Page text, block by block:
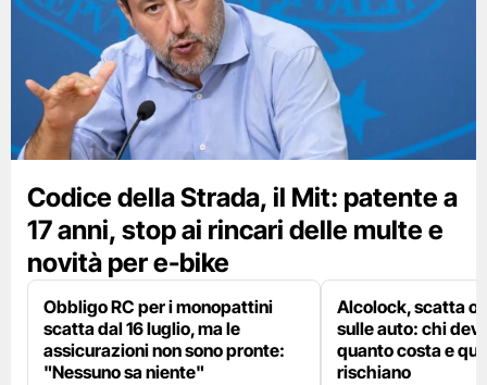
Codice della Strada, il Mit: patente a
17 anni, stop ai rincari delle multe e
novità per e-bike
Obbligo RC per i monopattini
scatta dal 16 luglio, ma le
assicurazioni non sono pronte:
"Nessuno sa niente"
Alcolock, scatta
sulle auto: chi
quanto costa e
rischiano